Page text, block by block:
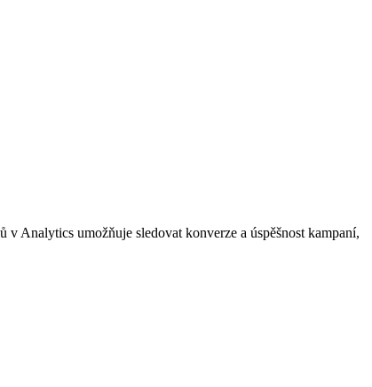
Analytics umožňuje sledovat konverze a úspěšnost kampaní,